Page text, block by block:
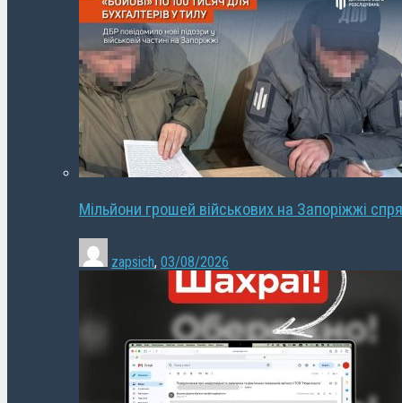
Мільйони грошей військових на Запоріжжі
zapsich, 03/08/2026